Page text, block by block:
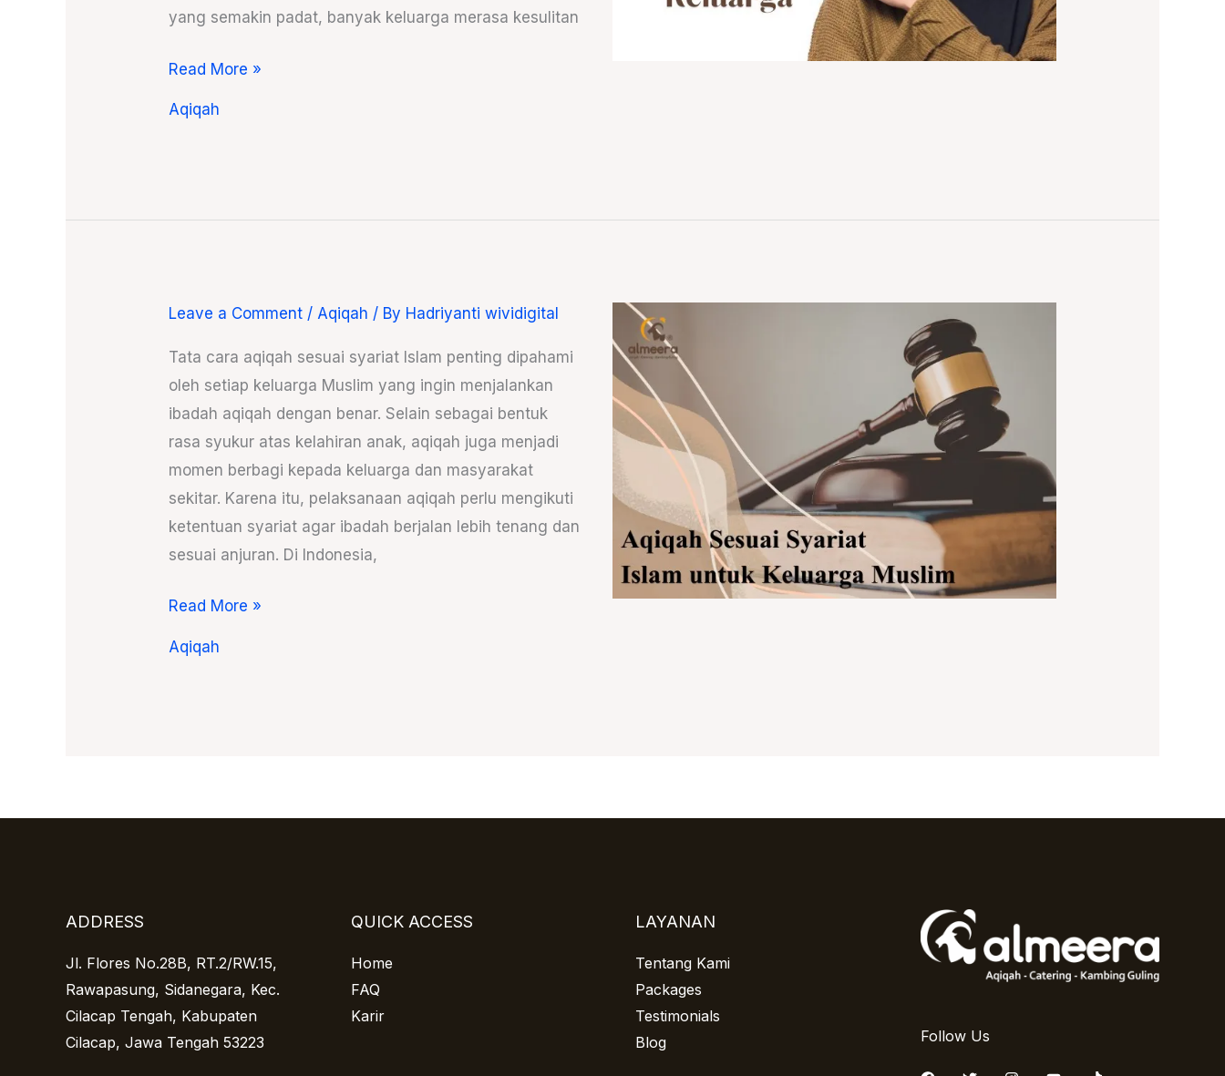
yang semakin padat, banyak keluarga merasa kesulitan
Read More »
Aqiqah
Leave a Comment / Aqiqah / By Hadriyanti wividigital
Tata cara aqiqah sesuai syariat Islam penting dipahami
oleh setiap keluarga Muslim yang ingin menjalankan
ibadah aqiqah dengan benar. Selain sebagai bentuk
rasa syukur atas kelahiran anak, aqiqah juga menjadi
momen berbagi kepada keluarga dan masyarakat
sekitar. Karena itu, pelaksanaan aqiqah perlu mengikuti
ketentuan syariat agar ibadah berjalan lebih tenang dan
sesuai anjuran. Di Indonesia,
Aqiqah
Keluarga
Read More »
Aqiqah
ADDRESS
Jl. Flores No.28B, RT.2/RW.15,
Rawapasung, Sidanegara, Kec.
Cilacap Tengah, Kabupaten
Cilacap, Jawa Tengah 53223
QUICK ACCESS
Home
FAQ
Karir
LAYANAN
Tentang Kami
Packages
Testimonials
Blog
Follow Us